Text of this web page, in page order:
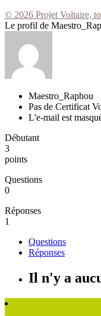
© 2026 Projet Voltaire,
Le profil de
Maestro_Raphou
Pas de Certificat
L'e-mail est
Débutant
3
points
Questions
0
Réponses
1
Questions
Réponses
Il n'y a